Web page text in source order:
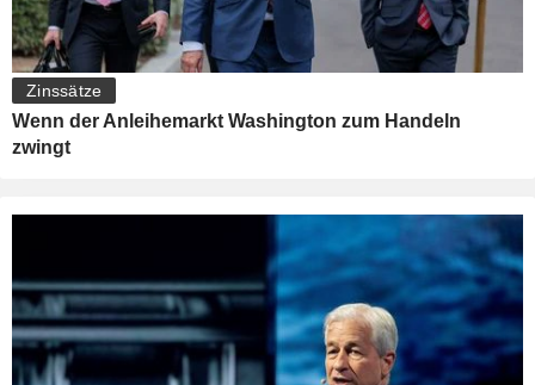
Zinssätze
Wenn der Anleihemarkt Washington zum Handeln
zwingt